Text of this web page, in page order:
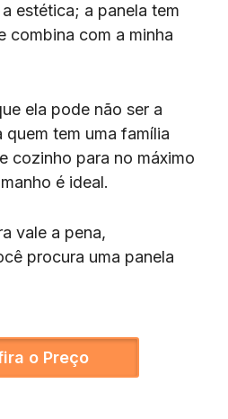
estética; a panela tem
combina com a minha
ela pode não ser a
quem tem uma família
cozinho para no máximo
é ideal.
vale a pena,
procura uma panela
o Preço